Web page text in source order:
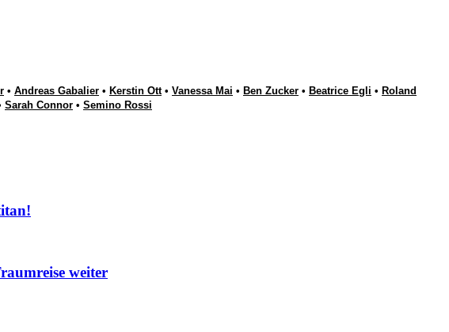
• Andreas Gabalier • Kerstin Ott• Vanessa Mai • Ben Zucker • Beatrice Egli • Roland
Sarah Connor • Semino Rossi
weiter